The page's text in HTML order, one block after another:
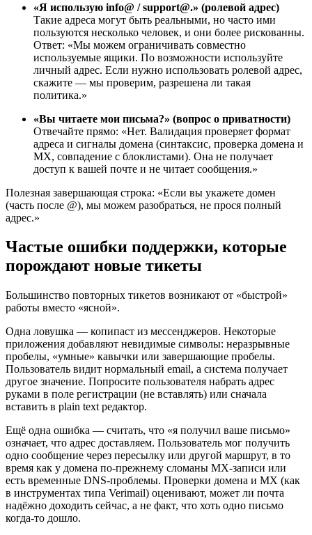
«Я использую info@ / support@.» (ролевой адрес)
Такие адреса могут быть реальными, но часто ими
пользуются несколько человек, и они более рискованны.
Ответ: «Мы можем ограничивать совместно
используемые ящики. По возможности используйте
личный адрес. Если нужно использовать ролевой адрес,
скажите — мы проверим, разрешена ли такая
политика.»
«Вы читаете мои письма?» (вопрос о приватности)
Отвечайте прямо: «Нет. Валидация проверяет формат
адреса и сигналы домена (синтаксис, проверка домена и
MX, совпадение с блоклистами). Она не получает
доступ к вашей почте и не читает сообщения.»
Полезная завершающая строка: «Если вы укажете домен
(часть после @), мы можем разобраться, не прося полный
адрес.»
Частые ошибки поддержки, которые
порождают новые тикеты
Большинство повторных тикетов возникают от «быстрой»
работы вместо «ясной».
Одна ловушка — копипаст из мессенджеров. Некоторые
приложения добавляют невидимые символы: неразрывные
пробелы, «умные» кавычки или завершающие пробелы.
Пользователь видит нормальный email, а система получает
другое значение. Попросите пользователя набрать адрес
руками в поле регистрации (не вставлять) или сначала
вставить в plain text редактор.
Ещё одна ошибка — считать, что «я получил ваше письмо»
означает, что адрес доставляем. Пользователь мог получить
одно сообщение через пересылку или другой маршрут, в то
время как у домена по-прежнему сломаны MX-записи или
есть временные DNS-проблемы. Проверки домена и MX (как
в инструментах типа Verimail) оценивают, может ли почта
надёжно доходить сейчас, а не факт, что хоть одно письмо
когда-то дошло.